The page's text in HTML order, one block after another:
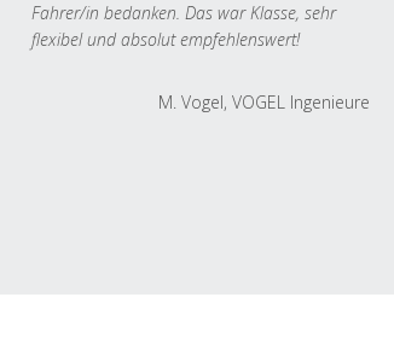
Fahrer/in bedanken. Das war Klasse, sehr
flexibel und absolut empfehlenswert!
M. Vogel, VOGEL Ingenieure